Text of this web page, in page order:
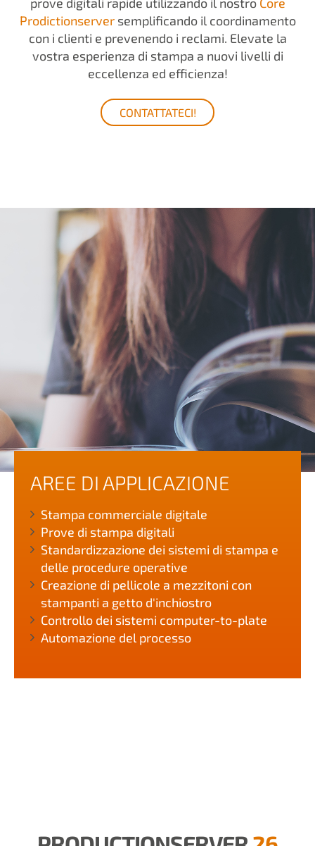
Prodictionserversemplificando il coordinamento
con i clienti e prevenendo i reclami. Elevate la
vostra esperienza di stampa a nuovi livelli di
eccellenza ed efficienza!
CONTATTATECI!
AREE DI APPLICAZIONE
Stampa commerciale digitale
Prove di stampa digitali
Standardizzazione dei sistemi di stampa e
delle procedure operative
Creazione di pellicole a mezzitoni con
stampanti a getto d'inchiostro
Controllo dei sistemi computer-to-plate
Automazione del processo